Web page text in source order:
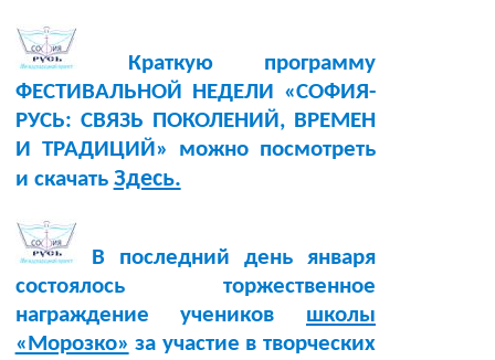
Краткую программу
ФЕСТИВАЛЬНОЙ НЕДЕЛИ «СОФИЯ-
РУСЬ: СВЯЗЬ ПОКОЛЕНИЙ, ВРЕМЕН
И ТРАДИЦИЙ» можно посмотреть
и скачать Здесь.
В последний день января
состоялось торжественное
награждение учеников школы
«Морозко» за участие в творческих